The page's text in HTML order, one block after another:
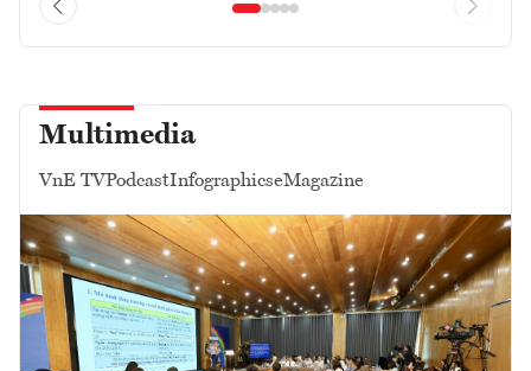
Multimedia
VnE TVPodcastInfographicseMagazine